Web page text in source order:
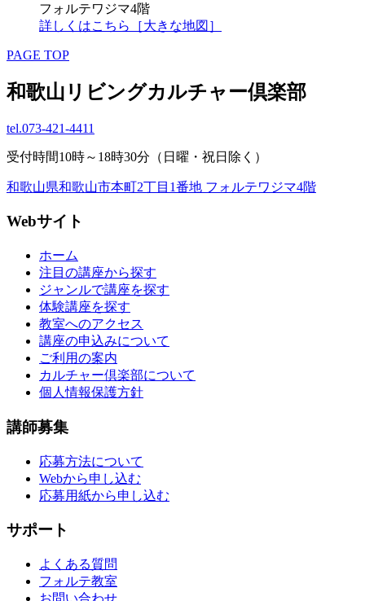
フォルテワジマ4階
詳しくはこちら［大きな地図］
PAGE TOP
和歌山リビングカルチャー倶楽部
tel.073-421-4411
受付時間10時～18時30分（日曜・祝日除く）
和歌山県和歌山市本町2丁目1番地 フォルテワジマ4階
Webサイト
ホーム
注目の講座から探す
ジャンルで講座を探す
体験講座を探す
教室へのアクセス
講座の申込みについて
ご利用の案内
カルチャー倶楽部について
個人情報保護方針
講師募集
応募方法について
Webから申し込む
応募用紙から申し込む
サポート
よくある質問
フォルテ教室
お問い合わせ